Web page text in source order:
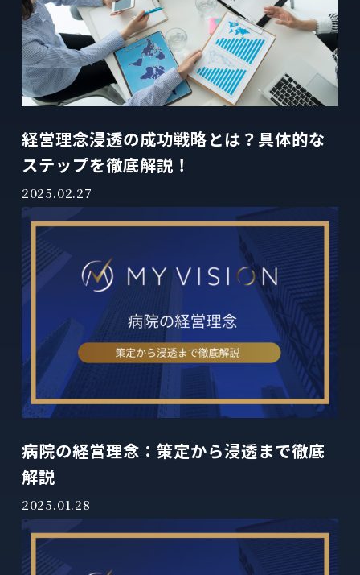
経営理念浸透の成功戦略とは？具体的な
ステップを徹底解説！
2025.02.27
病院の経営理念：策定から浸透まで徹底
解説
2025.01.28